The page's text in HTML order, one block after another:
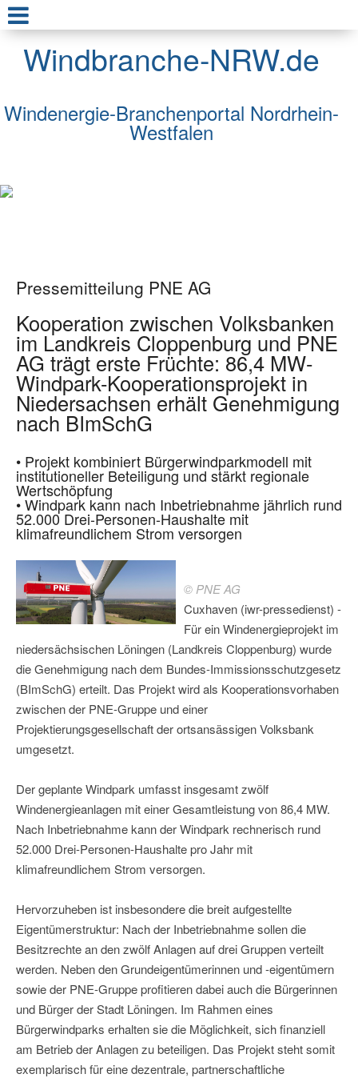
Windbranche-NRW.de
Windenergie-Branchenportal Nordrhein-
Westfalen
Pressemitteilung PNE AG
Kooperation zwischen Volksbanken
im Landkreis Cloppenburg und PNE
AG trägt erste Früchte: 86,4 MW-
Windpark-Kooperationsprojekt in
Niedersachsen erhält Genehmigung
nach BImSchG
• Projekt kombiniert Bürgerwindparkmodell mit
institutioneller Beteiligung und stärkt regionale
Wertschöpfung
• Windpark kann nach Inbetriebnahme jährlich rund
52.000 Drei-Personen-Haushalte mit
klimafreundlichem Strom versorgen
© PNE AG
Cuxhaven (iwr-pressedienst) -
Für ein Windenergieprojekt im
niedersächsischen Löningen (Landkreis Cloppenburg) wurde
die Genehmigung nach dem Bundes-Immissionsschutzgesetz
(BImSchG) erteilt. Das Projekt wird als Kooperationsvorhaben
zwischen der PNE-Gruppe und einer
Projektierungsgesellschaft der ortsansässigen Volksbank
umgesetzt.
Der geplante Windpark umfasst insgesamt zwölf
Windenergieanlagen mit einer Gesamtleistung von 86,4 MW.
Nach Inbetriebnahme kann der Windpark rechnerisch rund
52.000 Drei-Personen-Haushalte pro Jahr mit
klimafreundlichem Strom versorgen.
Hervorzuheben ist insbesondere die breit aufgestellte
Eigentümerstruktur: Nach der Inbetriebnahme sollen die
Besitzrechte an den zwölf Anlagen auf drei Gruppen verteilt
werden. Neben den Grundeigentümerinnen und -eigentümern
sowie der PNE-Gruppe profitieren dabei auch die Bürgerinnen
und Bürger der Stadt Löningen. Im Rahmen eines
Bürgerwindparks erhalten sie die Möglichkeit, sich finanziell
am Betrieb der Anlagen zu beteiligen. Das Projekt steht somit
exemplarisch für eine dezentrale, partnerschaftliche